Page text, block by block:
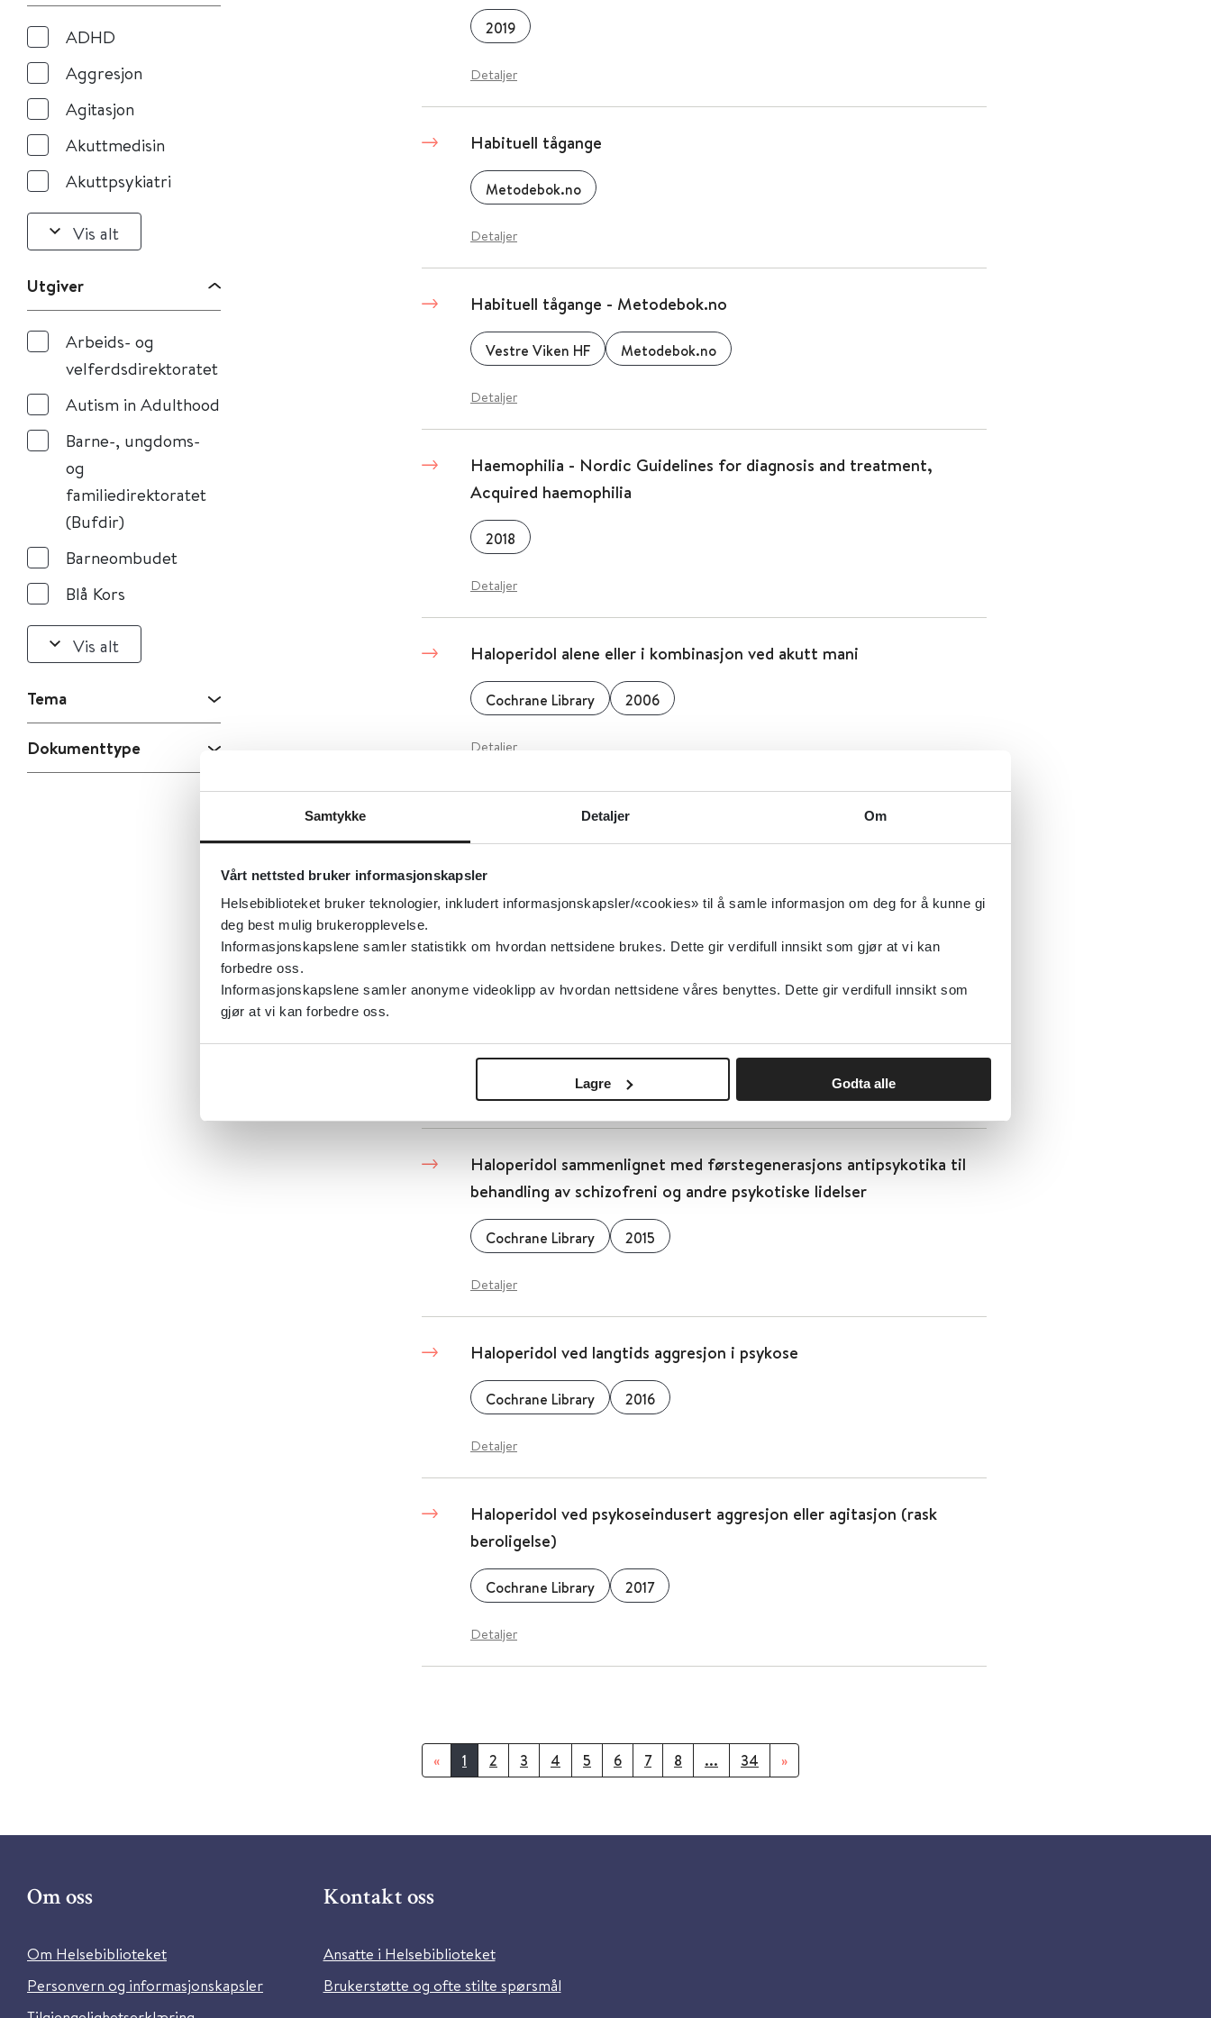
Samtykke Detaljer Om
Vårt nettsted bruker informasjonskapsler
Helsebiblioteket bruker teknologier, inkludert informasjonskapsler/«cookies» til å samle informasjon om deg for å kunne gi
deg best mulig brukeropplevelse.
Informasjonskapslene samler statistikk om hvordan nettsidene brukes. Dette gir verdifull innsikt som gjør at vi kan
forbedre oss.
Informasjonskapslene samler anonyme videoklipp av hvordan nettsidene våres benyttes. Dette gir verdifull innsikt som
gjør at vi kan forbedre oss.
Lagre Godta alle
ADHD
Aggresjon
Agitasjon
Akuttmedisin
Akuttpsykiatri
Vis alt
Utgiver
Arbeids- og
velferdsdirektoratet
Autism in Adulthood
Barne-, ungdoms-
og
familiedirektoratet
(Bufdir)
Barneombudet
Blå Kors
Vis alt
Tema
Dokumenttype
2019
Detaljer
Habituell tågange
Metodebok.no
Detaljer
Habituell tågange - Metodebok.no
Vestre Viken HF Metodebok.no
Detaljer
Haemophilia - Nordic Guidelines for diagnosis and treatment,
Acquired haemophilia
2018
Detaljer
Haloperidol alene eller i kombinasjon ved akutt mani
Cochrane Library 2006
Detaljer
Haloperidol med tillegg av prometazin for aggresjon utløst av
psykose
Haloperidol mot agitasjon ved demens
Cochrane Library 2002
Detaljer
Haloperidol sammenlignet med førstegenerasjons antipsykotika til
behandling av schizofreni og andre psykotiske lidelser
Cochrane Library 2015
Detaljer
Haloperidol ved langtids aggresjon i psykose
Cochrane Library 2016
Detaljer
Haloperidol ved psykoseindusert aggresjon eller agitasjon (rask
beroligelse)
Cochrane Library 2017
Detaljer
« 1 2 3 4 5 6 7 8 ... 34 »
Om oss
Om Helsebiblioteket
Personvern og informasjonskapsler
Kontakt oss
Ansatte i Helsebiblioteket
Brukerstøtte og ofte stilte spørsmål